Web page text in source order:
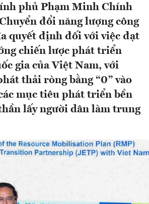
phủ Phạm Minh Chính
đổi năng lượng công
quyết định đối với việc đạt
chiến lược phát triển
gia của Việt Nam, với
thải ròng bằng “0” vào
mục tiêu phát triển bền
lấy người dân làm trung